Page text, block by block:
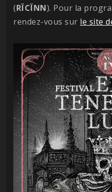
(RÏCÏNN). Pour la
rendez-vous sur le site